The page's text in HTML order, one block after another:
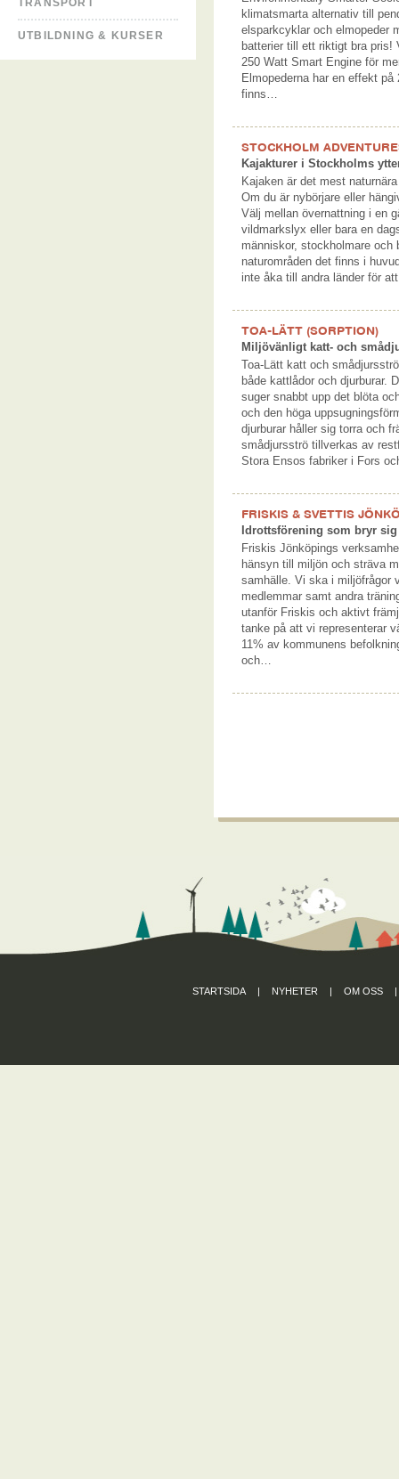
TRANSPORT
UTBILDNING & KURSER
klimatsmarta alternativ till
elsparkcyklar och elmopeder
batterier till ett riktigt bra pris!
250 Watt Smart Engine för
Elmopederna har en effekt
finns…
STOCKHOLM
Kajakturer i Stockholms
Kajaken är det mest
Om du är nybörjare eller
Välj mellan övernattning i en
vildmarkslyx eller bara en
människor, stockholmare
naturområden det finns i
inte åka till andra länder för
TOA-LÄTT (SORPTION)
Miljövänligt katt- och
Toa-Lätt katt och
både kattlådor och djurburar.
suger snabbt upp det blöta
och den höga
djurburar håller sig torra och
smådjursströ tillverkas av
Stora Ensos fabriker i Fors
FRISKIS & SVETTIS
Idrottsförening som bryr
Friskis Jönköpings
hänsyn till miljön och sträva
samhälle. Vi ska i miljöfrågor
medlemmar samt andra
utanför Friskis och aktivt
tanke på att vi representerar
11% av kommunens
och…
STARTSIDA | NYHETER | OM OSS |